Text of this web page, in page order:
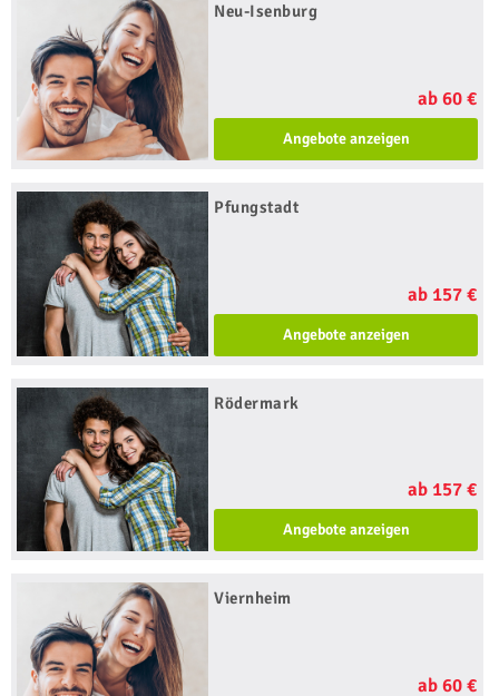
Neu-Isenburg
ab 60 €
Angebote anzeigen
Pfungstadt
ab 157 €
Angebote anzeigen
Rödermark
ab 157 €
Angebote anzeigen
Viernheim
ab 60 €